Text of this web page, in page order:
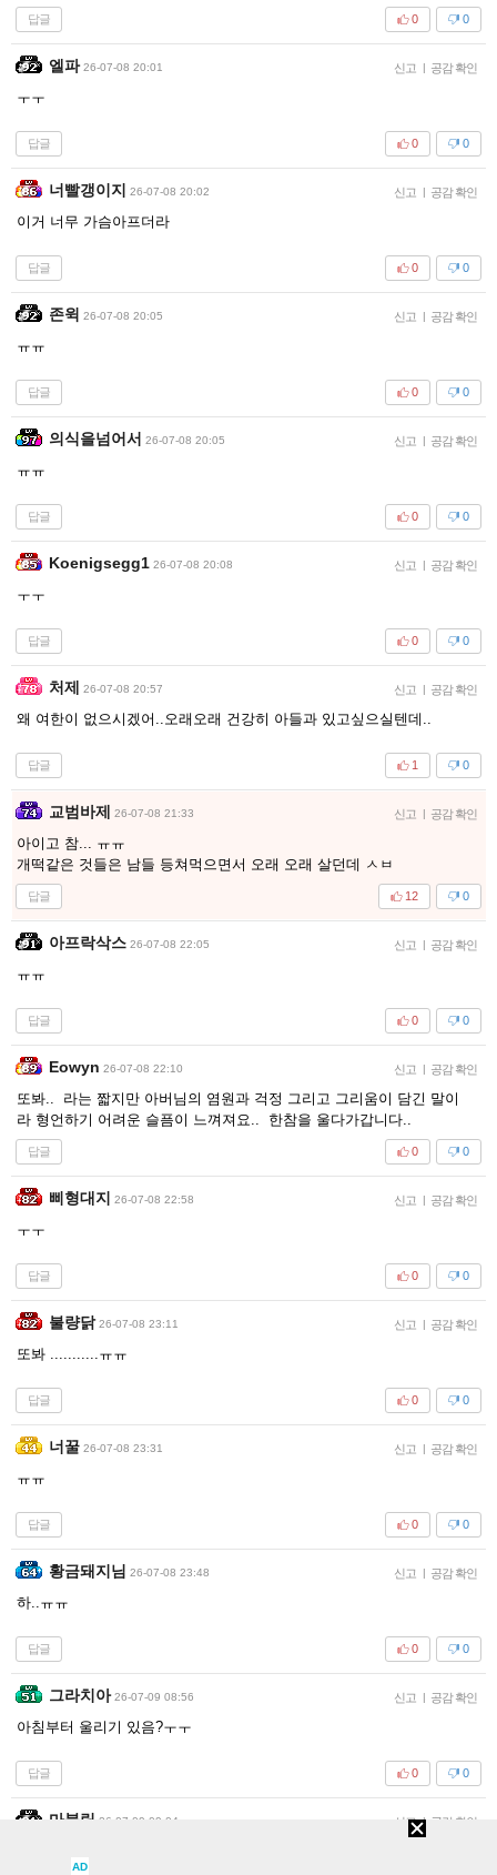
답글 0
0
엘파 26-07-08 20:01 신고 | 공감 확인
ㅜㅜ
답글 0
0
너빨갱이지 26-07-08 20:02 신고 | 공감 확인
이거 너무 가슴아프더라
답글 0
0
존윅 26-07-08 20:05 신고 | 공감 확인
ㅠㅠ
답글 0
0
의식을넘어서 26-07-08 20:05 신고 | 공감 확인
ㅠㅠ
답글 0
0
Koenigsegg1 26-07-08 20:08 신고 | 공감 확인
ㅜㅜ
답글 0
0
처제 26-07-08 20:57 신고 | 공감 확인
왜 여한이 없으시겠어..오래오래 건강히 아들과 있고싶으실텐데..
답글 0
1
교범바제 26-07-08 21:33 신고 | 공감 확인
아이고 참... ㅠㅠ
개떡같은 것들은 남들 등쳐먹으면서 오래 오래 살던데 ㅅㅂ
답글 0
12
아프락삭스 26-07-08 22:05 신고 | 공감 확인
ㅠㅠ
답글 0
0
Eowyn 26-07-08 22:10 신고 | 공감 확인
또봐.. 라는 짧지만 아버님의 염원과 걱정 그리고 그리움이 담긴 말이
라 형언하기 어려운 슬픔이 느껴져요.. 한참을 울다가갑니다..
답글 0
0
삐형대지 26-07-08 22:58 신고 | 공감 확인
ㅜㅜ
답글 0
0
불량닭 26-07-08 23:11 신고 | 공감 확인
또봐 ...........ㅠㅠ
답글 0
0
너꿀 26-07-08 23:31 신고 | 공감 확인
ㅠㅠ
답글 0
0
황금돼지님 26-07-08 23:48 신고 | 공감 확인
하..ㅠㅠ
답글 0
0
그라치아 26-07-09 08:56 신고 | 공감 확인
아침부터 울리기 있음?ㅜㅜ
답글 0
0
마블링 26-07-09 09:04 신고 | 공감 확인
AD